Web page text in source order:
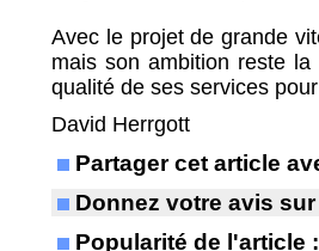
Avec le projet de grande
mais son ambition reste
qualité de ses services
David Herrgott
Partager cet article
Donnez votre avis
Popularité de l'article